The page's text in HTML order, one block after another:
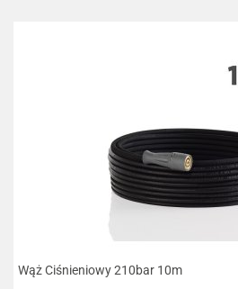
Wąż Ciśnieniowy 210bar 10m